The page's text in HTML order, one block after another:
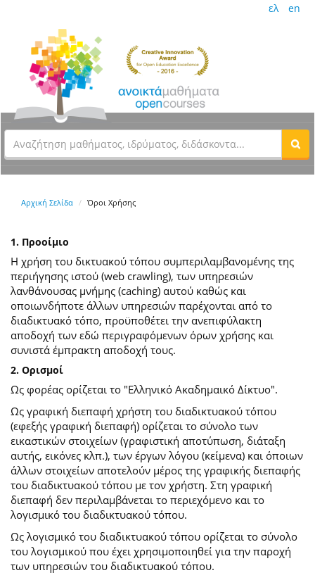
ελ en
Αρχική Σελίδα Όροι Χρήσης
1. Προοίμιο
Η χρήση του δικτυακού τόπου συμπεριλαμβανομένης της
περιήγησης ιστού (web crawling), των υπηρεσιών
λανθάνουσας μνήμης (caching) αυτού καθώς και
οποιωνδήποτε άλλων υπηρεσιών παρέχονται από το
διαδικτυακό τόπο, προϋποθέτει την ανεπιφύλακτη
αποδοχή των εδώ περιγραφόμενων όρων χρήσης και
συνιστά έμπρακτη αποδοχή τους.
2. Ορισμοί
Ως φορέας ορίζεται το "Ελληνικό Ακαδημαικό Δίκτυο".
Ως γραφική διεπαφή χρήστη του διαδικτυακού τόπου
(εφεξής γραφική διεπαφή) ορίζεται το σύνολο των
εικαστικών στοιχείων (γραφιστική αποτύπωση, διάταξη
αυτής, εικόνες κλπ.), των έργων λόγου (κείμενα) και όποιων
άλλων στοιχείων αποτελούν μέρος της γραφικής διεπαφής
του διαδικτυακού τόπου με τον χρήστη. Στη γραφική
διεπαφή δεν περιλαμβάνεται το περιεχόμενο και το
λογισμικό του διαδικτυακού τόπου.
Ως λογισμικό του διαδικτυακού τόπου ορίζεται το σύνολο
του λογισμικού που έχει χρησιμοποιηθεί για την παροχή
των υπηρεσιών του διαδικτυακού τόπου.